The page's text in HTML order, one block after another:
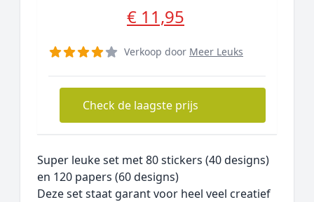
€ 11,95
Verkoop door Meer Leuks
Check de laagste prijs
Super leuke set met 80 stickers (40 designs)
en 120 papers (60 designs)
Deze set staat garant voor heel veel creatief